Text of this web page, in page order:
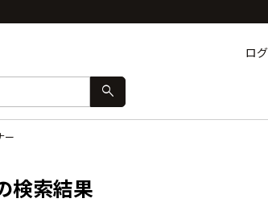
ロ
search
ー
検索結果